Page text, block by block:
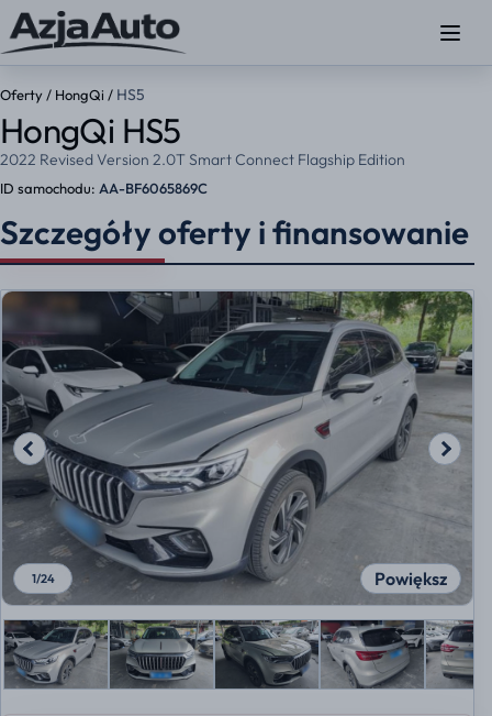
Oferty / HongQi / HS5
HongQi HS5
2022 Revised Version 2.0T Smart Connect Flagship Edition
ID samochodu: AA-BF6065869C
Szczegóły oferty i finansowanie
Powiększ
1/24